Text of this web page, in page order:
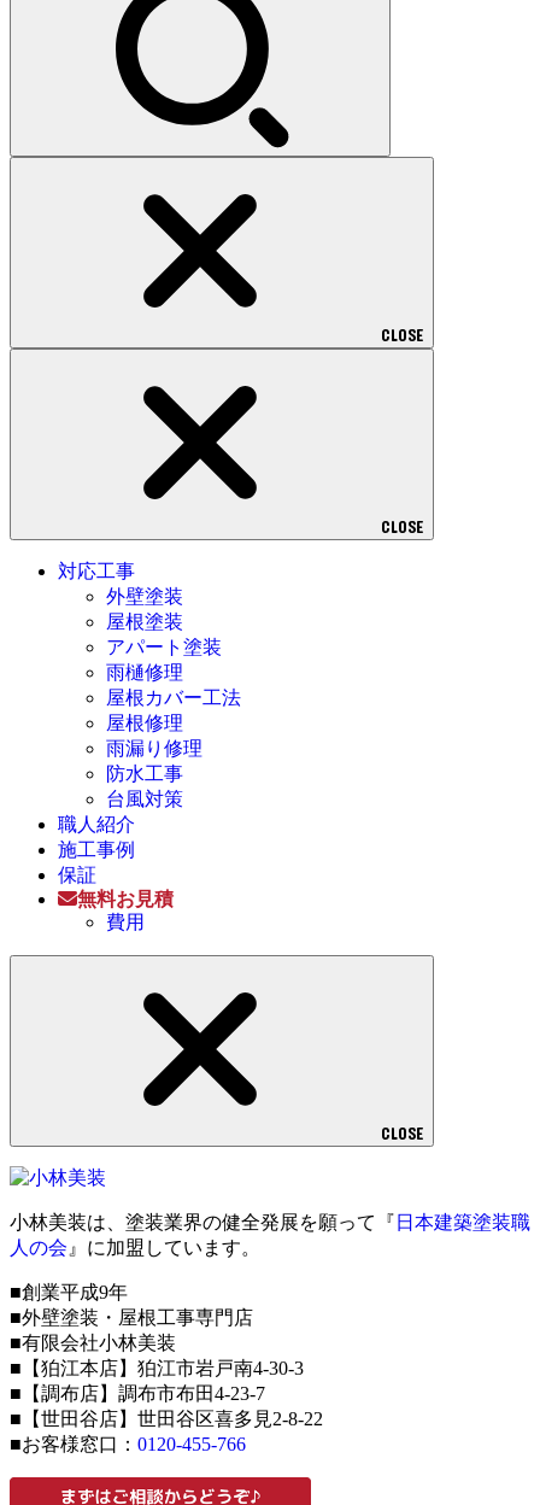
CLOSE
CLOSE
対応工事
外壁塗装
屋根塗装
アパート塗装
雨樋修理
屋根カバー工法
屋根修理
雨漏り修理
防水工事
台風対策
職人紹介
施工事例
保証
無料お見積
費用
CLOSE
小林美装は、塗装業界の健全発展を願って『 日本建築塗装職
人の会 』に加盟しています。
■創業平成9年
■外壁塗装・屋根工事専門店
■有限会社小林美装
■【狛江本店】狛江市岩戸南4-30-3
■【調布店】調布市布田4-23-7
■【世田谷店】世田谷区喜多見2-8-22
■お客様窓口： 0120-455-766